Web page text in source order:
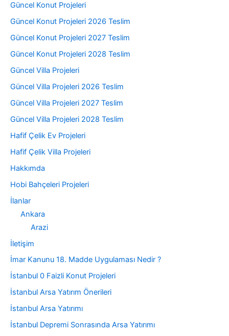
Güncel Konut Projeleri
Güncel Konut Projeleri 2026 Teslim
Güncel Konut Projeleri 2027 Teslim
Güncel Konut Projeleri 2028 Teslim
Güncel Villa Projeleri
Güncel Villa Projeleri 2026 Teslim
Güncel Villa Projeleri 2027 Teslim
Güncel Villa Projeleri 2028 Teslim
Hafif Çelik Ev Projeleri
Hafif Çelik Villa Projeleri
Hakkımda
Hobi Bahçeleri Projeleri
İlanlar
Ankara
Arazi
İletişim
İmar Kanunu 18. Madde Uygulaması Nedir ?
İstanbul 0 Faizli Konut Projeleri
İstanbul Arsa Yatırım Önerileri
İstanbul Arsa Yatırımı
İstanbul Depremi Sonrasında Arsa Yatırımı